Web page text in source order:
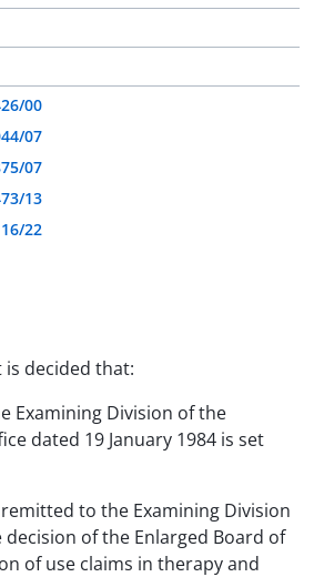
00
07
07
13
22
is decided that:
Examining Division of the
dated 19 January 1984 is set
to the Examining Division
of the Enlarged Board of
of use claims in therapy and